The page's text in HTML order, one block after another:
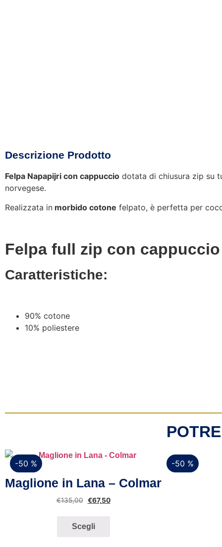
Descrizione Prodotto
Felpa Napapijri con cappuccio dotata di chiusura zip su
norvegese.
Realizzata in morbido cotone felpato, è perfetta per
Felpa full zip con
Caratteristiche:
90% cotone
10% poliestere
-50 %
Maglione in Lana – Colmar
€135,00 €67,50
Scegli
-50 %